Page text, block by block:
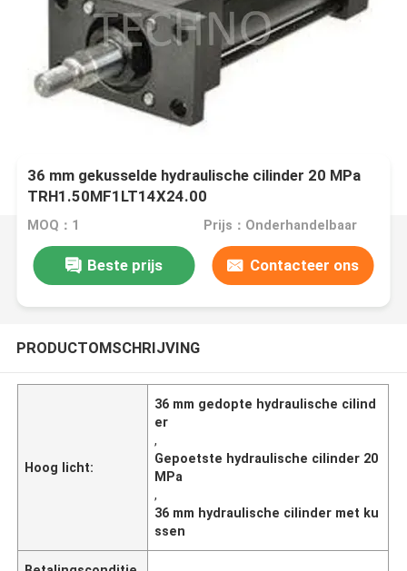
36 mm gekusselde hydraulische cilinder 20 MPa
TRH1.50MF1LT14X24.00
MOQ：1 Prijs：Onderhandelbaar
Beste prijs Contacteer ons
PRODUCTOMSCHRIJVING
Hoog licht:
36 mm gedopte hydraulische cilind
er
,
Gepoetste hydraulische cilinder 20
MPa
,
36 mm hydraulische cilinder met ku
ssen